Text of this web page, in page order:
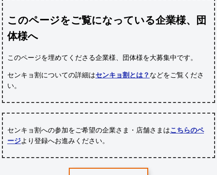
このページをご覧になっている企業様、団
体様へ
このページを埋めてくださる企業様、団体様を大募集中です。
センキョ割についての詳細はセンキョ割とは？ などをご覧くださ
い。
センキョ割への参加をご希望の企業さま・店舗さまはこちらのペ
ージより登録へお進みください。